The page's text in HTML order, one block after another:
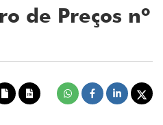
de Preços nº